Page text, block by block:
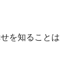
を知ることは